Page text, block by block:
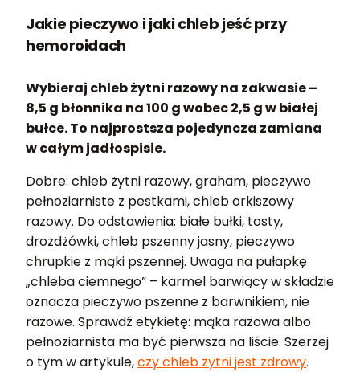
Jakie pieczywo i jaki chleb jeść przy
hemoroidach
Wybieraj chleb żytni razowy na zakwasie –
8,5 g błonnika na 100 g wobec 2,5 g w białej
bułce. To najprostsza pojedyncza zamiana
w całym jadłospisie.
Dobre: chleb żytni razowy, graham, pieczywo
pełnoziarniste z pestkami, chleb orkiszowy
razowy. Do odstawienia: białe bułki, tosty,
drożdżówki, chleb pszenny jasny, pieczywo
chrupkie z mąki pszennej. Uwaga na pułapkę
„chleba ciemnego” – karmel barwiący w składzie
oznacza pieczywo pszenne z barwnikiem, nie
razowe. Sprawdź etykietę: mąka razowa albo
pełnoziarnista ma być pierwsza na liście. Szerzej
o tym w artykule,czy chleb żytni jest zdrowy.